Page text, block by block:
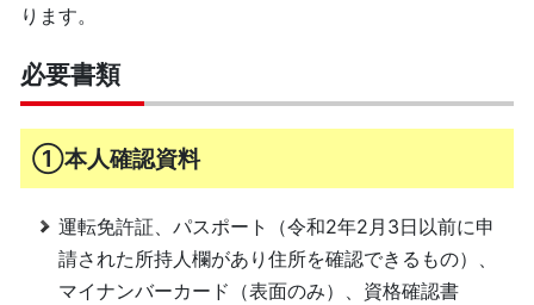
ります。
必要書類
①本人確認資料
運転免許証、パスポート（令和2年2月3日以前に申
請された所持人欄があり住所を確認できるもの）、
マイナンバーカード（表面のみ）、資格確認書